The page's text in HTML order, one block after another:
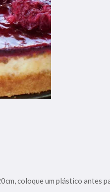
coloque um plástico antes